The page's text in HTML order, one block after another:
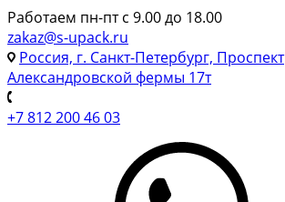
Работаем пн-пт с 9.00 до 18.00
zakaz@s-upack.ru
Россия, г. Санкт-Петербург, Проспект
Александровской фермы 17т
+7 812 200 46 03